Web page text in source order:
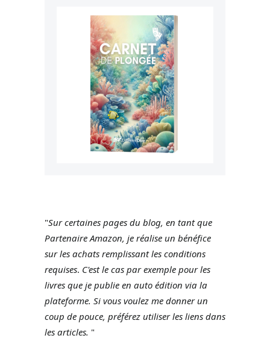
"Sur certaines pages du blog, en tant que
Partenaire Amazon, je réalise un bénéfice
sur les achats remplissant les conditions
requises. C'est le cas par exemple pour les
livres que je publie en auto édition via la
plateforme. Si vous voulez me donner un
coup de pouce, préférez utiliser les liens dans
les articles. "